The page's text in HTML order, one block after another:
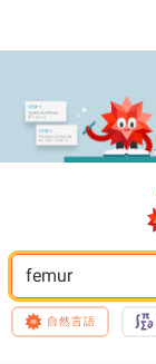
femur
自然言語